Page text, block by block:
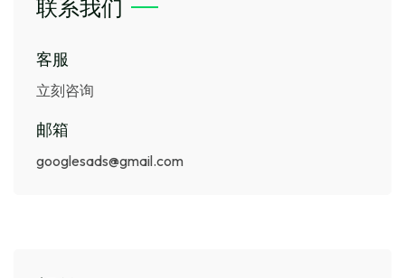
联系我们
客服
立刻咨询
邮箱
googlesads@gmail.com